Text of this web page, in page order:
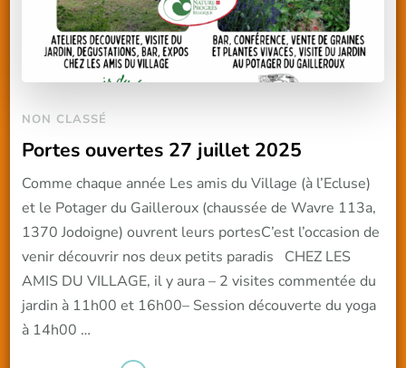
NON CLASSÉ
Portes ouvertes 27 juillet 2025
Comme chaque année Les amis du Village (à l’Ecluse)
et le Potager du Gailleroux (chaussée de Wavre 113a,
1370 Jodoigne) ouvrent leurs portesC’est l’occasion de
venir découvrir nos deux petits paradis CHEZ LES
AMIS DU VILLAGE, il y aura – 2 visites commentée du
jardin à 11h00 et 16h00– Session découverte du yoga
à 14h00 …